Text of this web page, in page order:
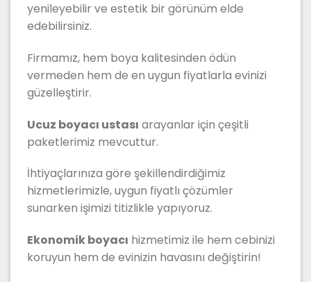
yenileyebilir ve estetik bir görünüm elde
edebilirsiniz.
Firmamız, hem boya kalitesinden ödün
vermeden hem de en uygun fiyatlarla evinizi
güzelleştirir.
Ucuz boyacı ustası arayanlar için çeşitli
paketlerimiz mevcuttur.
İhtiyaçlarınıza göre şekillendirdiğimiz
hizmetlerimizle, uygun fiyatlı çözümler
sunarken işimizi titizlikle yapıyoruz.
Ekonomik boyacı hizmetimiz ile hem cebinizi
koruyun hem de evinizin havasını değiştirin!